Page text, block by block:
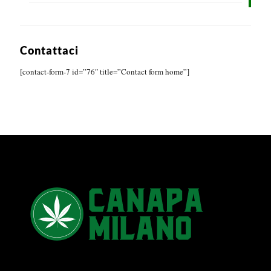
Contattaci
[contact-form-7 id=”76″ title=”Contact form home”]